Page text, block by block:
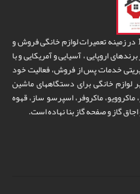
این شرکت فعالیت خود را از سال 1384 در زمینه تعمیرات لوازم خانگی فروش و
اروپایی ، آسیایی و آمریکایی و با
خدمات پس از فروش، فعالیت خود
لوازم خانگی برای دستگاههای ماشین
ماکروفر، اسپرسو ساز، قهوه
گاز و صفحه گاز بنا نهاده است.